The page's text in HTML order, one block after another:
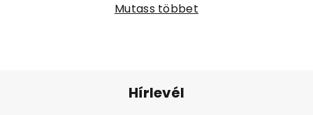
Mutass többet
Hírlevél